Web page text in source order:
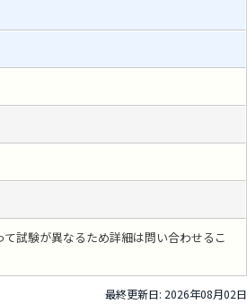
試験が異なるため詳細は問い合わせるこ
最終更新日: 2026年08月02日